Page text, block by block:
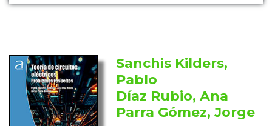
Sanchis Kilders,
Pablo
Díaz Rubio, Ana
Parra Gómez, Jorge